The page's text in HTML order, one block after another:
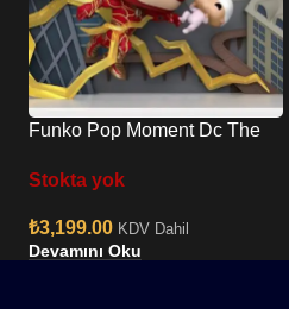
Funko Pop Moment Dc The
No:1349
Stokta yok
₺3,199.00 KDV Dahil
Devamını Oku